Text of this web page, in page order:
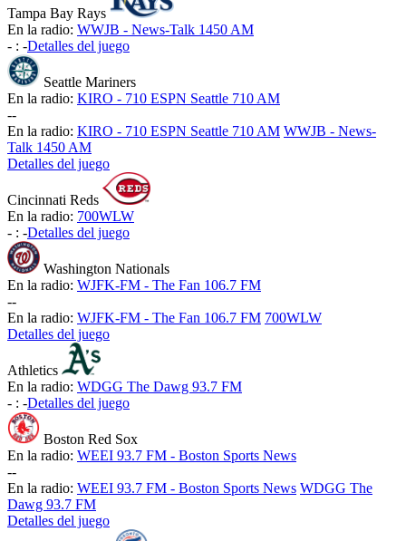
Tampa Bay Rays
En la radio: WWJB - News-Talk 1450 AM
- : -Detalles del juego
Seattle Mariners
En la radio: KIRO - 710 ESPN Seattle 710 AM
--
En la radio: KIRO - 710 ESPN Seattle 710 AM WWJB - News-
Talk 1450 AM
Detalles del juego
Cincinnati Reds
En la radio: 700WLW
- : -Detalles del juego
Washington Nationals
En la radio: WJFK-FM - The Fan 106.7 FM
--
En la radio: WJFK-FM - The Fan 106.7 FM 700WLW
Detalles del juego
Athletics
En la radio: WDGG The Dawg 93.7 FM
- : -Detalles del juego
Boston Red Sox
En la radio: WEEI 93.7 FM - Boston Sports News
--
En la radio: WEEI 93.7 FM - Boston Sports News WDGG The
Dawg 93.7 FM
Detalles del juego